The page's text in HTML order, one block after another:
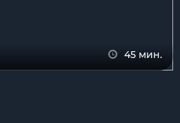
45 мин.